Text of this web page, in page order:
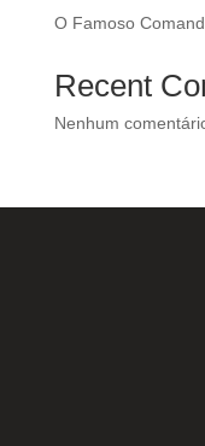
O Famoso
Recent
Nenhum